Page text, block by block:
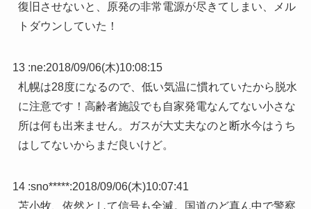
復旧させないと、原発の非常電源が尽きてしまい、メル
トダウンしていた！
13 :ne:2018/09/06(木)10:08:15
札幌は28度になるので、低い気温に慣れていたから脱水
に注意です！高齢者施設でも自家発電なんてない小さな
所は何も出来ません。ガスが大丈夫なのと断水今はうち
はしてないからまだ良いけど。
14 :sno*****:2018/09/06(木)10:07:41
苫小牧、依然として信号も全滅。国道のど真ん中で警察